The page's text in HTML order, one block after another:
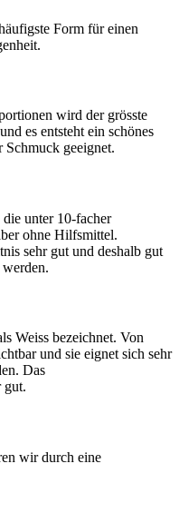
Form für einen
wird der grösste
es entsteht ein schönes
geeignet.
unter 10-facher
ohne Hilfsmittel.
sehr gut und deshalb gut
Weiss bezeichnet. Von
und sie eignet sich sehr
Das
gut.
wir durch eine